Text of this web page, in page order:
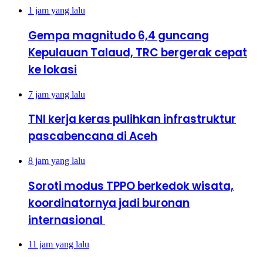
1 jam yang lalu
Gempa magnitudo 6,4 guncang
Kepulauan Talaud, TRC bergerak cepat
ke lokasi
7 jam yang lalu
TNI kerja keras pulihkan infrastruktur
pascabencana di Aceh
8 jam yang lalu
Soroti modus TPPO berkedok wisata,
koordinatornya jadi buronan
internasional
11 jam yang lalu